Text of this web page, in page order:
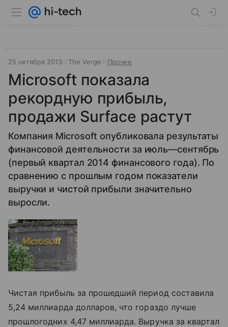
25 октября 2013 The Verge Прочее
Microsoft показала
рекордную прибыль,
продажи Surface растут
Компания Microsoft опубликовала результаты
финансовой деятельности за июль—сентябрь
(первый квартал 2014 финансового года). По
сравнению с прошлым годом показатели
выручки и чистой прибыли значительно
выросли.
Чистая прибыль за прошедший период составила
5,24 миллиарда долларов, что гораздо лучше
прошлогодних 4,47 миллиарда. Выручка за квартал